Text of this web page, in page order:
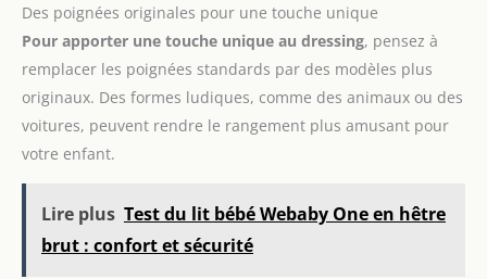
Des poignées originales pour une touche unique
Pour apporter une touche unique au dressing, pensez à
remplacer les poignées standards par des modèles plus
originaux. Des formes ludiques, comme des animaux ou des
voitures, peuvent rendre le rangement plus amusant pour
votre enfant.
Lire plus Test du lit bébé Webaby One en hêtre
brut : confort et sécurité